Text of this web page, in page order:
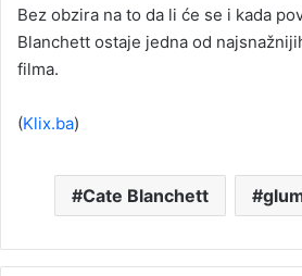
Bez obzira na to da li će se i kada
Blanchett ostaje jedna od
filma.
(Klix.ba)
Cate Blanchett